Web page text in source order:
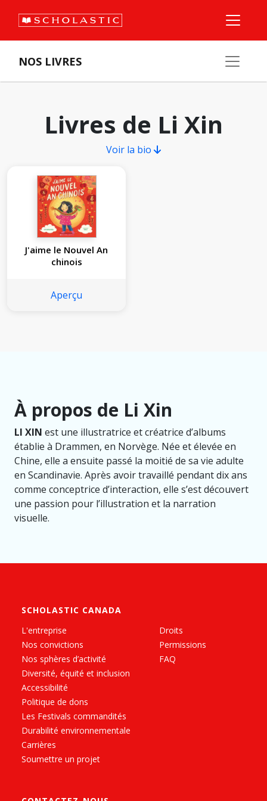
NOS LIVRES
Livres de Li Xin
Voir la bio
J'aime le Nouvel An
chinois
Aperçu
À propos de Li Xin
LI XIN est une illustratrice et créatrice d’albums
établie à Drammen, en Norvège. Née et élevée en
Chine, elle a ensuite passé la moitié de sa vie adulte
en Scandinavie. Après avoir travaillé pendant dix ans
comme conceptrice d’interaction, elle s’est découvert
une passion pour l’illustration et la narration
visuelle.
SCHOLASTIC CANADA
L'entreprise
Nos convictions
Nos sphères d’activité
Diversité, équité et inclusion
Accessibilité
Politique de dons
Les Festivals commandités
Durabilité environnementale
Carrières
Soumettre un projet
Droits
Permissions
FAQ